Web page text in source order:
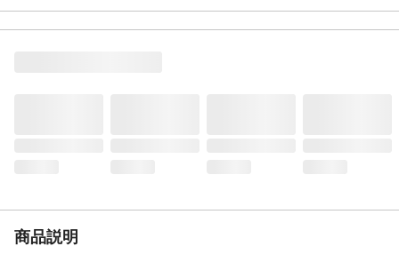
紫外線透過率
0.1%未満
商品説明